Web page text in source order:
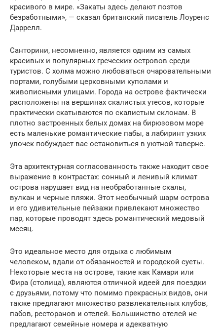
красивого в мире. «Закаты здесь делают поэтов
безработными», — сказал британский писатель Лоуренс
Даррелл.
Санторини, несомненно, является одним из самых
красивых и популярных греческих островов среди
туристов. С холма можно любоваться очаровательными
портами, голубыми церковными куполами и
живописными улицами. Города на острове фактически
расположены на вершинах скалистых утесов, которые
практически скатываются по скалистым склонам. В
плотно застроенных белых домах на бирюзовом море
есть маленькие романтические пабы, а лабиринт узких
улочек побуждает вас остановиться в уютной таверне.
Эта архитектурная согласованность также находит свое
выражение в контрастах: сонный и ленивый климат
острова нарушает вид на необработанные скалы,
вулкан и черные пляжи. Этот необычный шарм острова
и его удивительные пейзажи привлекают множество
пар, которые проводят здесь романтический медовый
месяц.
Это идеальное место для отдыха с любимым
человеком, вдали от обязанностей и городской суеты.
Некоторые места на острове, такие как Камари или
Фира (столица), являются отличной идеей для поездки
с друзьями, потому что помимо прекрасных видов, они
также предлагают множество развлекательных клубов,
пабов, ресторанов и отелей. Большинство отелей не
предлагают семейные номера и адекватную